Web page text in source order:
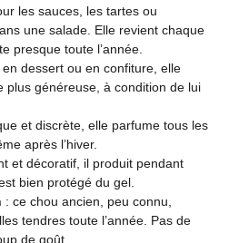
les sauces, les tartes ou
une salade. Elle revient chaque
presque toute l’année.
en dessert ou en confiture, elle
plus généreuse, à condition de lui
et discrète, elle parfume tous les
après l’hiver.
et décoratif, il produit pendant
bien protégé du gel.
: ce chou ancien, peu connu,
tendres toute l’année. Pas de
de goût.